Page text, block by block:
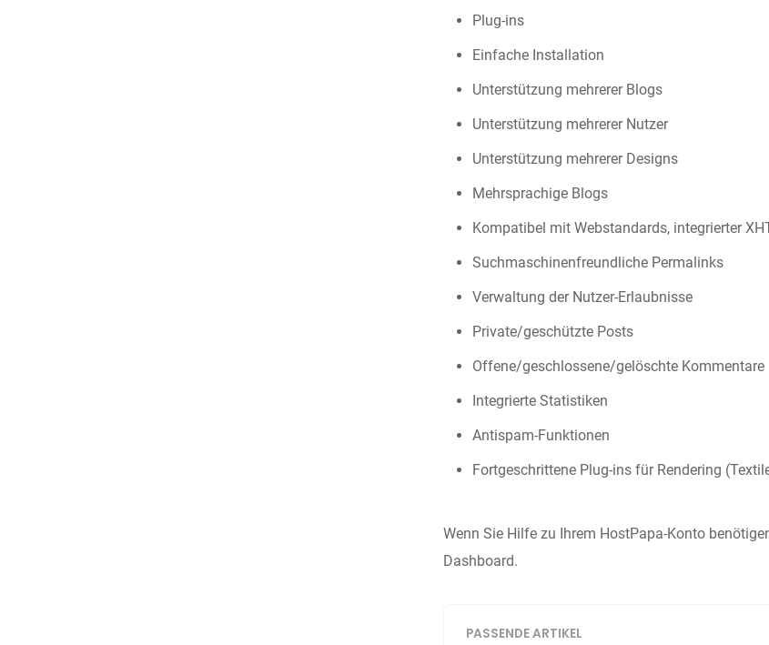
Plug-ins
Einfache Installation
Unterstützung mehrerer Blogs
Unterstützung mehrerer Nutzer
Unterstützung mehrerer Designs
Mehrsprachige Blogs
Kompatibel mit Webstandards, integrierter
Suchmaschinenfreundliche Permalinks
Verwaltung der Nutzer-Erlaubnisse
Private/geschützte Posts
Offene/geschlossene/gelöschte Kommentare
Integrierte Statistiken
Antispam-Funktionen
Fortgeschrittene Plug-ins für Rendering
Wenn Sie Hilfe zu Ihrem HostPapa-Konto
Dashboard.
PASSENDE ARTIKEL